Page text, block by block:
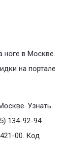
ноге в Москве.
на портале
Узнать
134-92-94
00. Код